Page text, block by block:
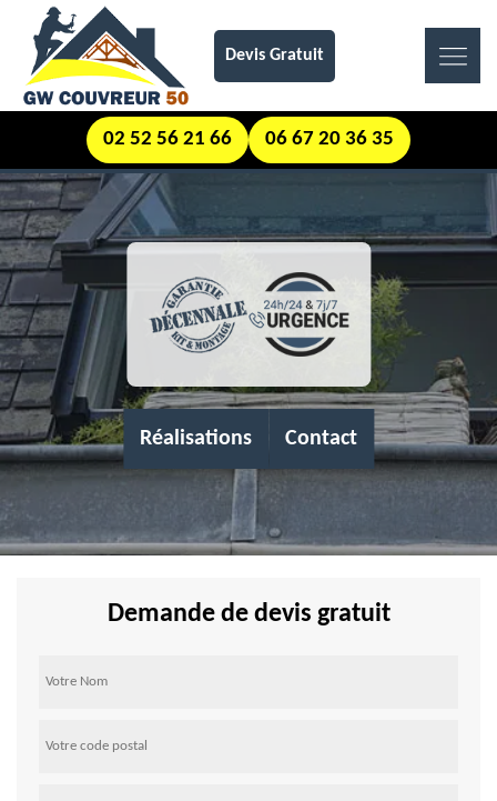
Devis Gratuit
02 52 56 21 66 06 67 20 36 35
Réalisations Contact
Demande de devis gratuit